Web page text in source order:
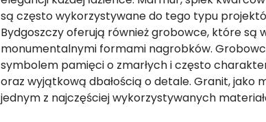
są często wykorzystywane do tego typu
Bydgoszczy oferują również grobowce, które są
monumentalnymi formami nagrobków.
symbolem pamięci o zmarłych i często
oraz wyjątkową dbałością o detale. Granit, jako
jednym z najczęściej wykorzystywanych